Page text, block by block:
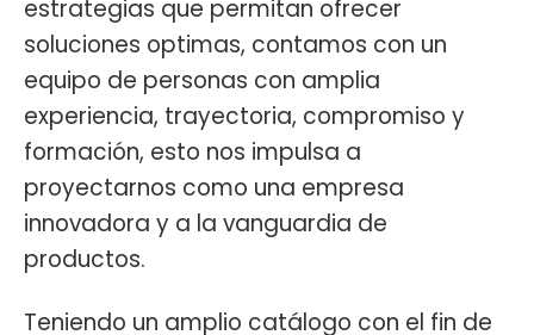
estrategias que permitan ofrecer
soluciones optimas, contamos con un
equipo de personas con amplia
experiencia, trayectoria, compromiso y
formación, esto nos impulsa a
proyectarnos como una empresa
innovadora y a la vanguardia de
productos.
Teniendo un amplio catálogo con el fin de